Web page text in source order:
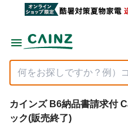
カインズ B6納品書請求付
ック(販売終了)